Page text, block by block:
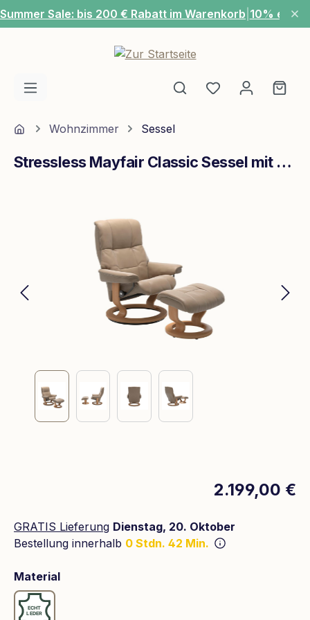
Zum Hauptinhalt springen
Summer Sale: bis 200 € Rabatt im Warenkorb 10% extra
Du hast 0
HomeWohnzimmer Sessel
Stressless Mayfair Classic Sessel mit Hocker M Leder Cori Fog Eiche
2.199,00 €
GRATIS Lieferung Dienstag, 20. Oktober
Bestellung innerhalb 0 Stdn. 42 Min.
Materialauswählen